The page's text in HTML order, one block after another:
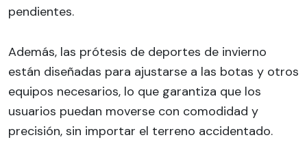
pendientes.
Además, las prótesis de deportes de invierno
están diseñadas para ajustarse a las botas y otros
equipos necesarios, lo que garantiza que los
usuarios puedan moverse con comodidad y
precisión, sin importar el terreno accidentado.